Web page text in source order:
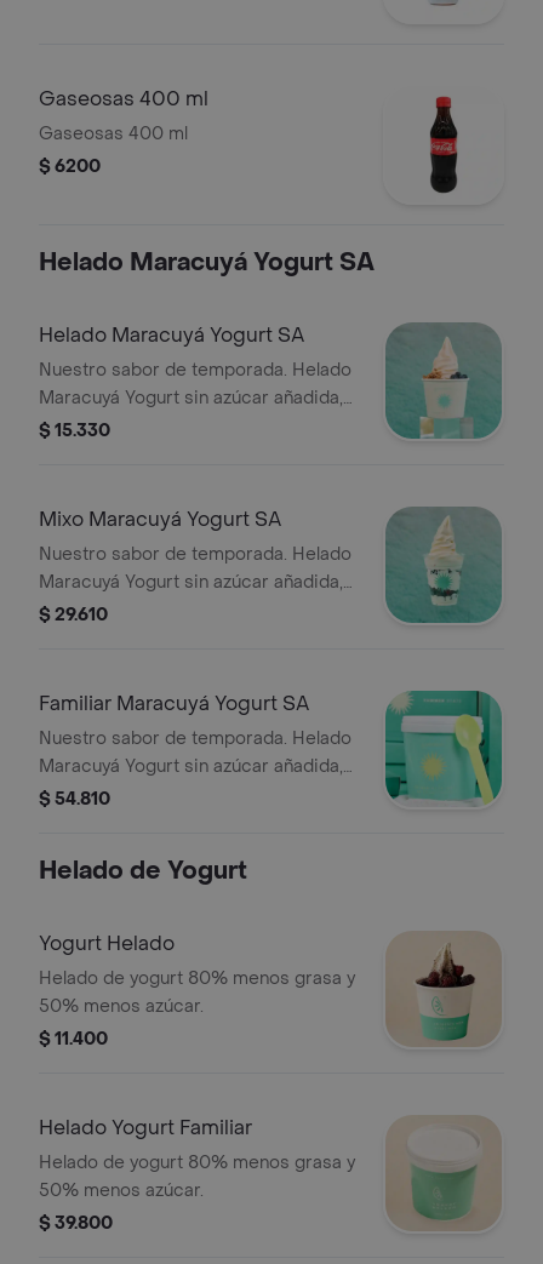
Gaseosas 400 ml
Gaseosas 400 ml
$ 6200
Helado Maracuyá Yogurt SA
Helado Maracuyá Yogurt SA
Nuestro sabor de temporada. Helado
Maracuyá Yogurt sin azúcar añadida,
endulzado con Stevia. Combínalo con
$ 15.330
Mixo Maracuyá Yogurt SA
Nuestro sabor de temporada. Helado
Maracuyá Yogurt sin azúcar añadida,
endulzado con Stevia. Combínalo con
$ 29.610
Familiar Maracuyá Yogurt SA
Nuestro sabor de temporada. Helado
Maracuyá Yogurt sin azúcar añadida,
endulzado con Stevia. Combínalo con
$ 54.810
Helado de Yogurt
Yogurt Helado
Helado de yogurt 80% menos grasa y
50% menos azúcar.
$ 11.400
Helado Yogurt Familiar
Helado de yogurt 80% menos grasa y
50% menos azúcar.
$ 39.800